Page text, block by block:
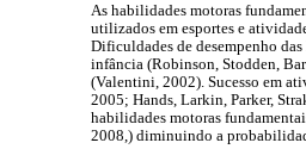
As habilidades motoras
utilizados em esportes e
Dificuldades de desempenho
infância (Robinson, Stodden,
(Valentini, 2002). Sucesso em
2005; Hands, Larkin, Parker,
habilidades motoras
2008,) diminuindo a